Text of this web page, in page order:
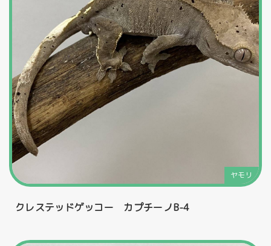
ヤモリ
クレステッドゲッコー カプチーノB-4